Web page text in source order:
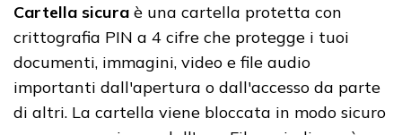
Cartella sicura è una cartella protetta con
crittografia PIN a 4 cifre che protegge i tuoi
documenti, immagini, video e file audio
importanti dall'apertura o dall'accesso da parte
di altri. La cartella viene bloccata in modo sicuro